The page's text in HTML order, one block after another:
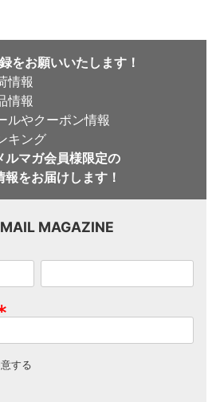
をお願いいたします！
情報
情報
やクーポン情報
キング
ルマガ会員様限定の
報をお届けします！
MAIL MAGAZINE
する